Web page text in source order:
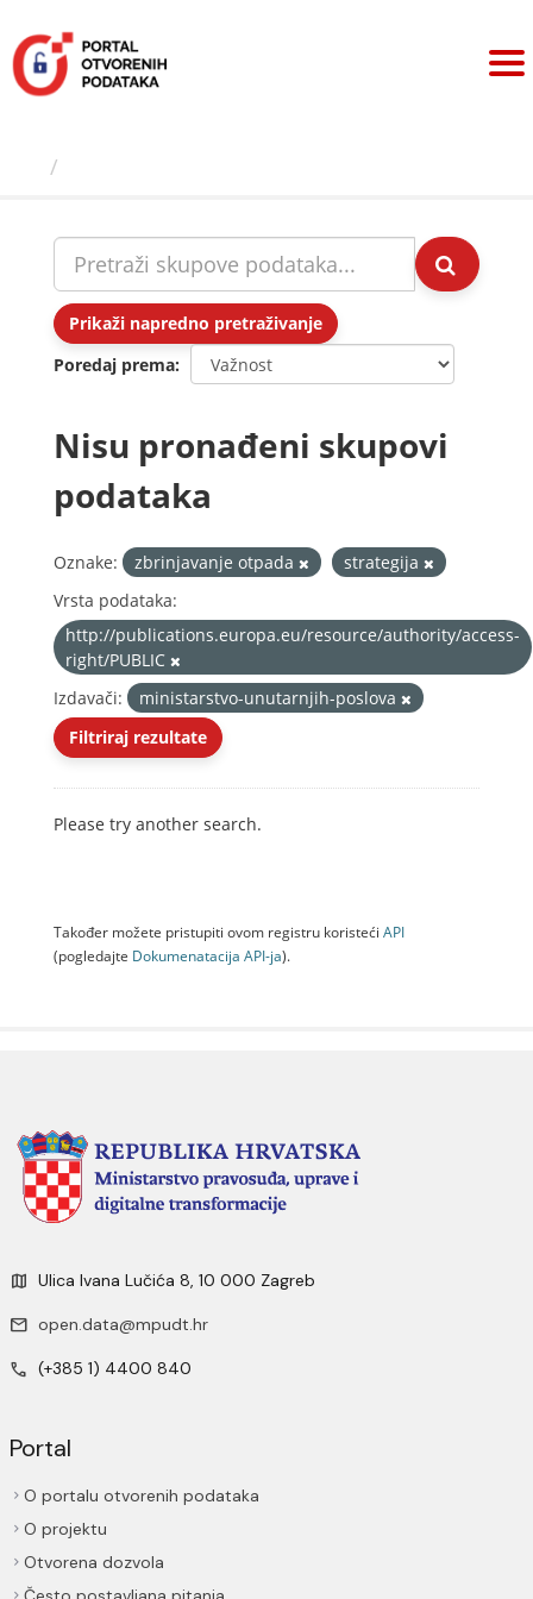
sadržaj
Prikaži napredno pretraživanje
Poredaj prema
Nisu pronađeni skupovi
podataka
Oznake: zbrinjavanje otpada
strategija
Vrsta podataka:
http://publications.europa.eu/resource/authority/access-
right/PUBLIC
Izdavači:
ministarstvo-unutarnjih-poslova
Filtriraj rezultate
Please try another search.
Također možete pristupiti ovom registru koristeći API
(pogledajte Dokumenаtаcijа API-jа).